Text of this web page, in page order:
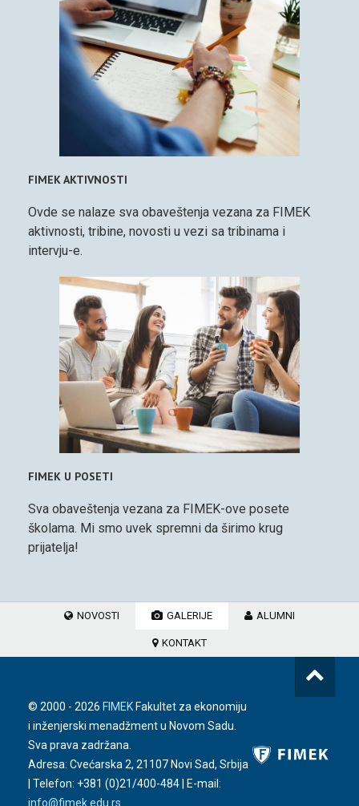
FIMEK AKTIVNOSTI
Ovde se nalaze sva obaveštenja vezana za FIMEK
aktivnosti, tribine, novosti u vezi sa tribinama i
intervju-e.
FIMEK U POSETI
Sva obaveštenja vezana za FIMEK-ove posete
školama. Mi smo uvek spremni da širimo krug
prijatelja!
NOVOSTI GALERIJE ALUMNI
KONTAKT
© 2000 - 2026 FIMEK Fakultet za ekonomiju
i inženjerski menadžment u Novom Sadu.
Sva prava zadržana.
Adresa: Cvećarska 2, 21107 Novi Sad, Srbija
| Telefon: +381 (0)21/400-484 | E-mail:
info@fimek.edu.rs